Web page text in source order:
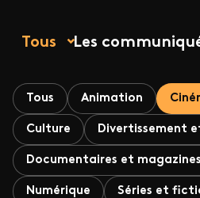
Tous Les
Tous Animation
Culture Divertissement
Documentaires et magazines
Numérique Séries et